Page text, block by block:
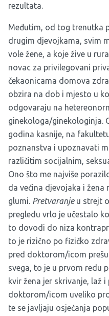
rezultata.
Međutim, od tog trenutka
drugim djevojkama, svim
vole žene, a koje žive u
novac za privilegovani
čekaonicama domova
obzira na dob i mjesto u
odgovaraju na
ginekologa/ginekologinja.
godina kasnije, na
poznanstva i upoznavati
različitim socijalnim,
Ono što me najviše
da većina djevojaka i
glumi. Pretvaranje u strejt
pregledu vrlo je učestalo
to dovodi do niza
to je rizično po fizičko
pred doktorom/icom
svega, to je u prvom redu
kvir žena jer skrivanje, laž i
doktorom/icom uveliko
te se javljaju osjećanja